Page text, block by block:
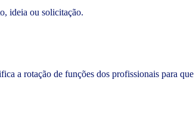
ideia ou solicitação.
a rotação de funções dos profissionais para